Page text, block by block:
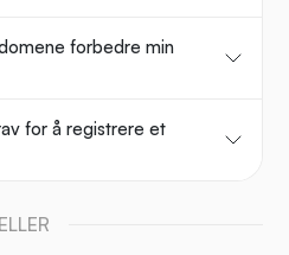
forbedre min
for å registrere et
ELLER